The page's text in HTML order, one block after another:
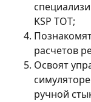
KSP TOT;
расчетов
Освоят
ручной